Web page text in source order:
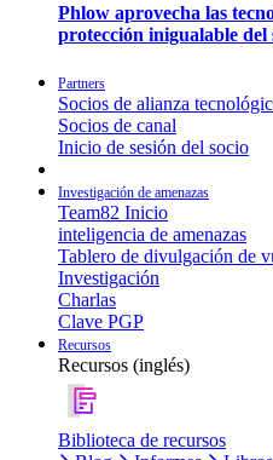
Phlow aprovecha las
protección inigualable del
Partners
Socios de alianza
Socios de canal
Inicio de sesión del socio
Investigación de amenazas
Team82 Inicio
inteligencia de amenazas
Tablero de divulgación de
Investigación
Charlas
Clave PGP
Recursos
Recursos (inglés)
Biblioteca de recursos